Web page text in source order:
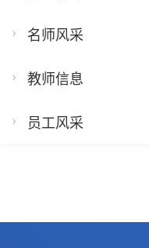
名师风采
教师信息
员工风采